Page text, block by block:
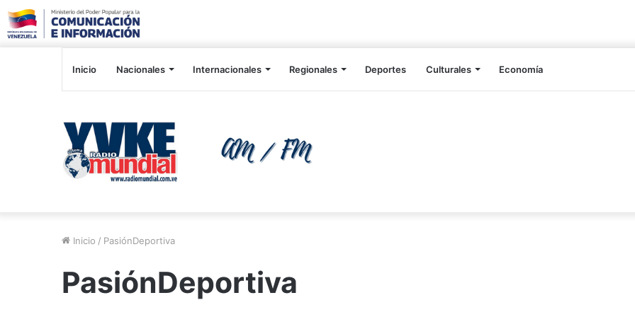
Inicio Nacionales Internacionales Regionales Deportes Culturales Economía
Inicio / PasiónDeportiva
PasiónDeportiva